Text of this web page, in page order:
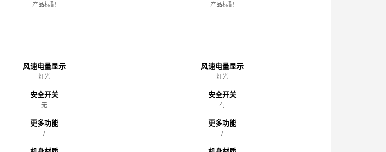
产品标配
风速电量显示
灯光
安全开关
无
更多功能
/
产品标配
风速电量显示
灯光
安全开关
有
更多功能
/